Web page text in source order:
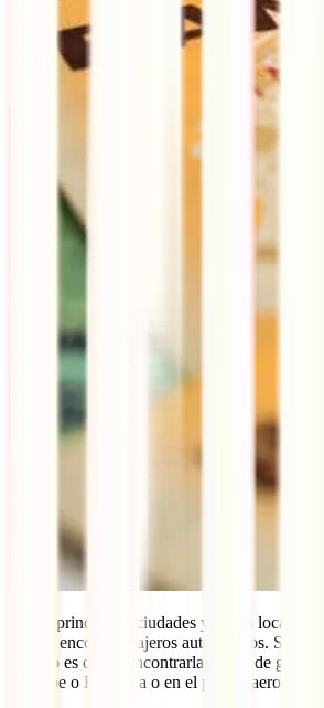
En las principales ciudades y en las
podrás encontrar cajeros automáticos. Sin
cambio es difícil encontrarlas fuera de
Entebbe o Kampala o en el propio aeropuerto.